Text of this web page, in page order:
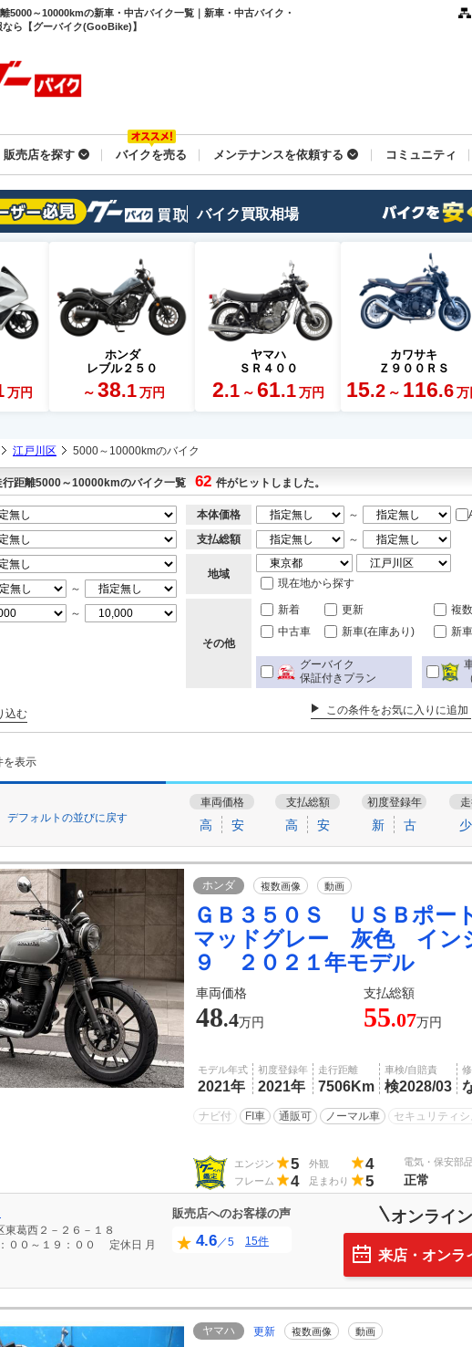
5000～10000kmの新車・中古バイク一覧｜新車・中古バイク・
ら【グーバイク(GooBike)】
販売店を探す バイクを売る メンテナンスを依頼する コミュニティ
バイク買取相場
万円
ホンダ
レブル２５０
～ 38.1 万円
ヤマハ
ＳＲ４００
2.1 ～ 61.1 万円
カワサキ
Ｚ９００ＲＳ
15.2 ～ 116.6 万
江戸川区 5000～10000kmのバイク
行距離5000～10000kmのバイク一覧 62 件がヒットしました。
～
～
本体価格 ～
支払総額
～
地域
現在地から探す
その他
新着 更新 複
中古車
新車(在庫あり) 新
グーバイク
保証付きプラン
込む この条件をお気に入りに追加
を表示
デフォルトの並びに戻す
車両価格
高 安
支払総額
高 安
初度登録年
新 古 少
ホンダ 複数画像 動画
ＧＢ３５０Ｓ ＵＳＢポー
マッドグレー 灰色 イン
９ ２０２１年モデル
車両価格 支払総額
48.4万円 55.07万円
モデル年式
2021年
初度登録年
2021年
走行距離
7506Km
車検/自賠責
検2028/03
ナビ付 FI車 通販可 ノーマル車 セキュリティ
エンジン 5 外観 4
フレーム 4 足まわり 5
電気・保安部品
正常
東葛西２－２６－１８
００～１９：００ 定休日 月
販売店へのお客様の声
4.6／5 15件
オンライ
来店・オンラ
ヤマハ 更新 複数画像 動画